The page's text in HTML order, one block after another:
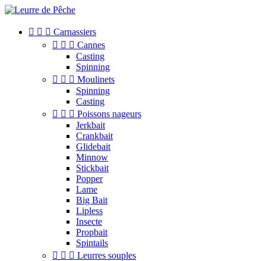
   Carnassiers
   Cannes
Casting
Spinning
   Moulinets
Spinning
Casting
   Poissons nageurs
Jerkbait
Crankbait
Glidebait
Minnow
Stickbait
Popper
Lame
Big Bait
Lipless
Insecte
Propbait
Spintails
   Leurres souples